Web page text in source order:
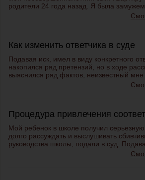
родители 24 года назад. Я была
Как изменить ответчика в суде
Подавая иск, имел в виду конкретного
накопился ряд претензий, но в ходе
выяснился ряд фактов, неизвестный мне
Процедура привлечения
Мой ребенок в школе получил
долго рассуждать и выслушивать
руководства школы, подали в суд.